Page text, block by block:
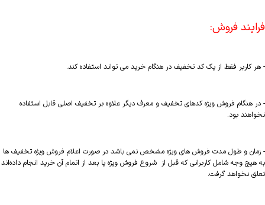
فرایند فروش:
- هر کاربر فقط از یک کد تخفیف در هنگام خرید می تواند استفاده کند.
- در هنگام فروش ویژه کدهای تخفیف و معرف دیگر علاوه بر تخفیف اصلی قابل استفاده
نخواهند بود.
- زمان و طول مدت فروش های ویژه مشخص نمی باشد در صورت اعلام فروش ویژه تخفیف ها
به هیچ وجه شامل کاربرانی که قبل از شروع فروش ویژه یا بعد از اتمام آن خرید انجام داده‌اند
تعلق نخواهد گرفت.